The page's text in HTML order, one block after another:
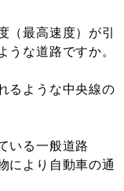
最高速度）が引
うな道路ですか。
るような中央線の
いる一般道路
により自動車の通